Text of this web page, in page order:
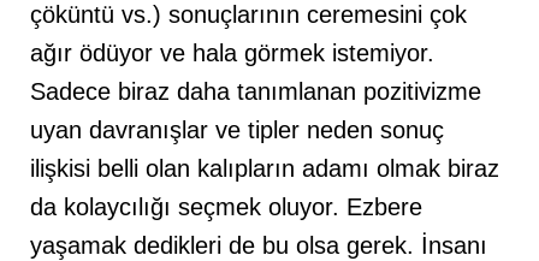
çöküntü vs.) sonuçlarının ceremesini çok
ağır ödüyor ve hala görmek istemiyor.
Sadece biraz daha tanımlanan pozitivizme
uyan davranışlar ve tipler neden sonuç
ilişkisi belli olan kalıpların adamı olmak biraz
da kolaycılığı seçmek oluyor. Ezbere
yaşamak dedikleri de bu olsa gerek. İnsanı